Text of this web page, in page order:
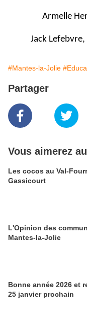
Armelle
Jack
#Mantes-la-Jolie
Partager
Vous aimerez
Les cocos au Val-
Gassicourt
L'Opinion des
Mantes-la-Jolie
Bonne année 2026 et
25 janvier prochain